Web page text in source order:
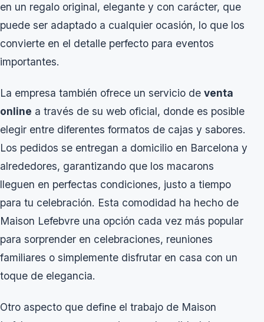
en un regalo original, elegante y con carácter, que
puede ser adaptado a cualquier ocasión, lo que los
convierte en el detalle perfecto para eventos
importantes.
La empresa también ofrece un servicio de venta
online a través de su web oficial, donde es posible
elegir entre diferentes formatos de cajas y sabores.
Los pedidos se entregan a domicilio en Barcelona y
alrededores, garantizando que los macarons
lleguen en perfectas condiciones, justo a tiempo
para tu celebración. Esta comodidad ha hecho de
Maison Lefebvre una opción cada vez más popular
para sorprender en celebraciones, reuniones
familiares o simplemente disfrutar en casa con un
toque de elegancia.
Otro aspecto que define el trabajo de Maison